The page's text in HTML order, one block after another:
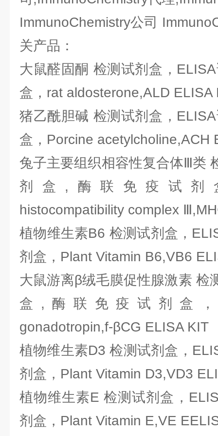
ImmunoChemistry公司
关产品：
大鼠醛固酮 检测试剂盒，
盒，rat aldosterone,ALD ELISA
猪乙酰胆碱 检测试剂盒，
盒，Porcine acetylcholine,ACH
兔子主要组织相容性复合体Ⅲ类
剂盒,酶联免疫试剂盒
histocompatibility complex
植物维生素B6 检测试剂盒，
剂盒，Plant Vitamin B6,VB6
大鼠游离β绒毛膜促性腺激素 检
盒,酶联免疫试剂盒，
gonadotropin,f-βCG ELISA KIT
植物维生素D3 检测试剂盒，
剂盒，Plant Vitamin D3,VD3
植物维生素E 检测试剂盒，
剂盒，Plant Vitamin E,VE